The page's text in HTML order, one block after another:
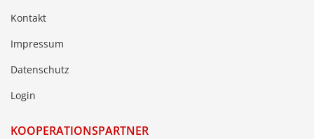
Kontakt
Impressum
Datenschutz
Login
KOOPERATIONSPARTNER